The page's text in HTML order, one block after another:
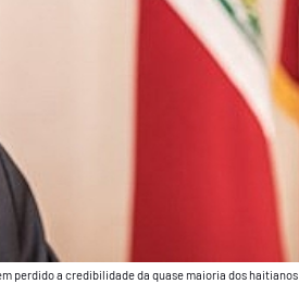
perdido a credibilidade da quase maioria dos haitianos